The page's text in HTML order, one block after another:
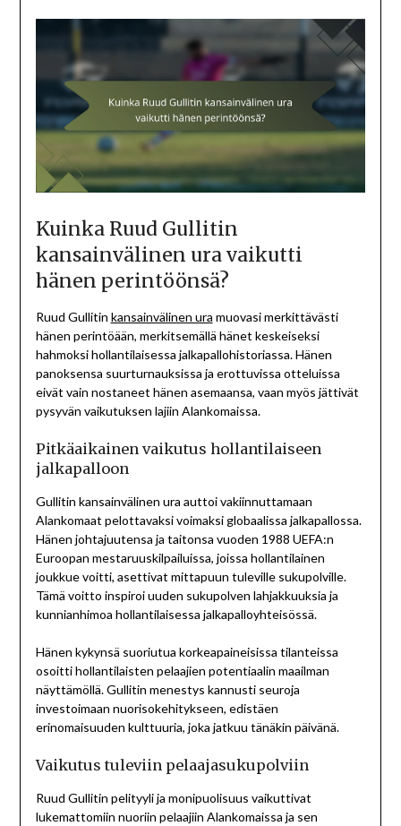
Kuinka Ruud Gullitin
kansainvälinen ura vaikutti
hänen perintöönsä?
Ruud Gullitin kansainvälinen ura muovasi merkittävästi
hänen perintöään, merkitsemällä hänet keskeiseksi
hahmoksi hollantilaisessa jalkapallohistoriassa. Hänen
panoksensa suurturnauksissa ja erottuvissa otteluissa
eivät vain nostaneet hänen asemaansa, vaan myös jättivät
pysyvän vaikutuksen lajiin Alankomaissa.
Pitkäaikainen vaikutus hollantilaiseen
jalkapalloon
Gullitin kansainvälinen ura auttoi vakiinnuttamaan
Alankomaat pelottavaksi voimaksi globaalissa jalkapallossa.
Hänen johtajuutensa ja taitonsa vuoden 1988 UEFA:n
Euroopan mestaruuskilpailuissa, joissa hollantilainen
joukkue voitti, asettivat mittapuun tuleville sukupolville.
Tämä voitto inspiroi uuden sukupolven lahjakkuuksia ja
kunnianhimoa hollantilaisessa jalkapalloyhteisössä.
Hänen kykynsä suoriutua korkeapaineisissa tilanteissa
osoitti hollantilaisten pelaajien potentiaalin maailman
näyttämöllä. Gullitin menestys kannusti seuroja
investoimaan nuorisokehitykseen, edistäen
erinomaisuuden kulttuuria, joka jatkuu tänäkin päivänä.
Vaikutus tuleviin pelaajasukupolviin
Ruud Gullitin pelityyli ja monipuolisuus vaikuttivat
lukemattomiin nuoriin pelaajiin Alankomaissa ja sen